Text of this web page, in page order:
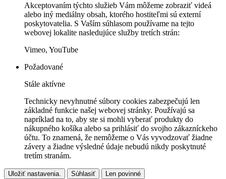
Akceptovaním týchto služieb Vám môžeme zobraziť videá
alebo iný mediálny obsah, ktorého hostiteľmi sú externí
poskytovatelia. S Vaším súhlasom používame na tejto
webovej lokalite nasledujúce služby tretích strán:
Vimeo, YouTube
Požadované
Stále aktívne
Technicky nevyhnutné súbory cookies zabezpečujú len
základné funkcie našej webovej stránky. Používajú sa
napríklad na to, aby ste si mohli vyberať produkty do
nákupného košíka alebo sa prihlásiť do svojho zákazníckeho
účtu. To znamená, že nemôžeme o Vás vyvodzovať žiadne
závery a žiadne výsledné údaje nebudú nikdy poskytnuté
tretím stranám.
Uložiť nastavenia. Súhlasiť Len povinné